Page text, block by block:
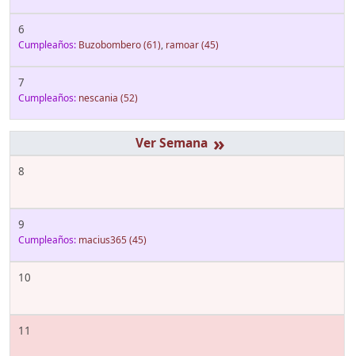
6
Cumpleaños: Buzobombero(61), ramoar(45)
7
Cumpleaños: nescania (52)
»
8
9
Cumpleaños: macius365 (45)
10
11